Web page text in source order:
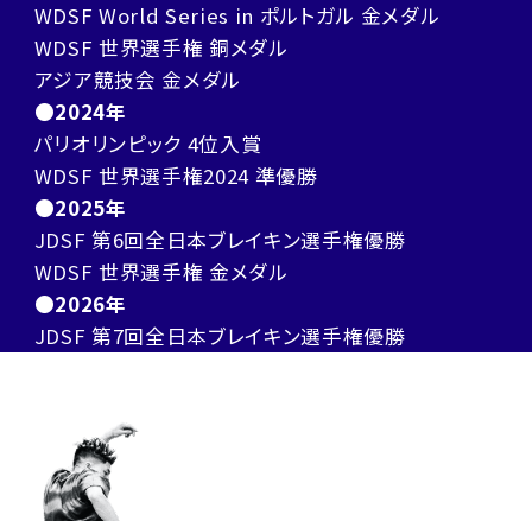
WDSF World Series in ポルトガル 金メダル
WDSF 世界選手権 銅メダル
アジア競技会 金メダル
●2024年
パリオリンピック 4位入賞
WDSF 世界選手権2024 準優勝
●2025年
JDSF 第6回全日本ブレイキン選手権優勝
WDSF 世界選手権 金メダル
●2026年
JDSF 第7回全日本ブレイキン選手権優勝